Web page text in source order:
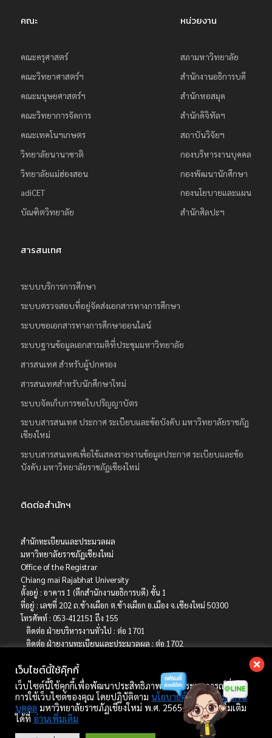
คณะ
คณะครุศาสตร์
คณะวิทยาศาสตร์ฯ
คณะมนุษยศาสตร์ฯ
คณะวิทยาการจัดการ
คณะเทคโนฯเกษตร
วิทยาลัยนานาชาติ
วิทยาลัยแม่ฮ่องสอน
adiCET
บัณฑิตวิทยาลัย
หน่วยงาน
สภามหาวิทยาลัย
สำนักงานอธิการบดี
สำนักหอสมุด
สำนักดิจิทัลฯ
สถาบันวิจัยฯ
กองบริหารงานบุคคล
กองพัฒนานักศึกษา
กองนโยบายและแผน
สำนักศิลปะฯ
สารสนเทศ
ระบบบริการการศึกษา
ระบบตรวจสอบที่อยู่จัดส่งเอกสารทางการศึกษา
ระบบขอเอกสารทางการศึกษาออนไลน์
ระบบฐานข้อมูลเอกสารมติที่ประชุมมหาวิทยาลัย
สารสนเทศ สำหรับผู้ปกครอง
สารสนเทศสำหรับนักศึกษาใหม่
ระบบจัดเก็บการขอใบปริญญาบัตร
ระบบสารสนเทศ ประกาศ ระเบียบและข้อบังคับ มหาวิทยาลัยราชภัฏ
เชียงใหม่
ระบบสารสนเทศเพื่อใช้แสดงรายงานข้อมูลประกาศ ระเบียบและข้อ
บังคับ มหาวิทยาลัยราชภัฏเชียงใหม่
ติดต่อสำนักฯ
สำนักทะเบียนและประมวลผล
มหาวิทยาลัยราชภัฏเชียงใหม่
Office of the Registrar
Chiang mai Rajabhat University
ตั้งอยู่ : อาคาร 1 (ตึกสำนักงานอธิการบดี) ชั้น 1
ที่อยู่ : เลขที่ 202 ถ.ช้างเผือก ต.ช้างเผือก อ.เมือง จ.เชียงใหม่ 50300
โทรศัพท์ : 053-412151 ถึง 155
ติดต่อ ฝ่ายบริหารงานทั่วไป : ต่อ 1701
ติดต่อ ฝ่ายงานทะเบียนและประมวลผล : ต่อ 1702
ติดต่อ ฝ่ายรับเข้าศึกษา : ต่อ 1704
เบอร์มือถือ : 06-4786-8392
E-mail : registrar@cmru.ac.th
Copyright © 2022 สำนักทะเบียนและประมวลผล มหาวิทยาลัยราชภัฏเชียงใหม่.
เว็บไซต์นี้ใช้คุ๊กกี้
เว็บไซต์นี้ใช้คุกกี้เพื่อพัฒนาประสิทธิภาพ และประสบการณ์ที่ดีใน
การใช้เว็บไซต์ของคุณ โดยปฏิบัติตาม นโยบายคุ้มครองข้อมูลส่วน
บุคคล มหาวิทยาลัยราชภัฏเชียงใหม่ พ.ศ. 2565 ศึกษาเพิ่มเติม
ได้ที่ อ่านเพิ่มเติม